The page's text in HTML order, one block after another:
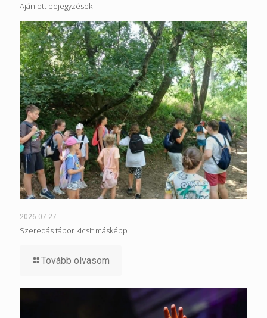
Ajánlott bejegyzések
2026-07-27
Szeredás tábor kicsit másképp
Tovább olvasom